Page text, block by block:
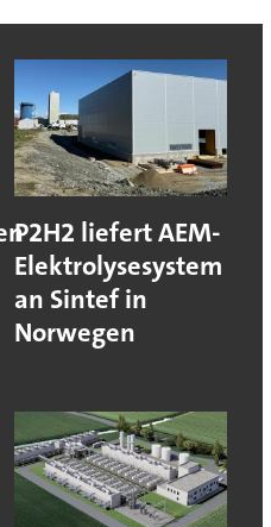
P2H2 liefert AEM-
Elektrolysesystem
an Sintef in
Norwegen